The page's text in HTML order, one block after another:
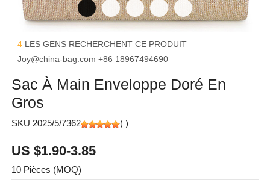
4 LES GENS RECHERCHENT CE PRODUIT
Joy@china-bag.com +86 18967494690
Sac À Main Enveloppe Doré En
Gros
SKU 2025/5/7362 ( )
US $1.90-3.85
10 Pièces (MOQ)